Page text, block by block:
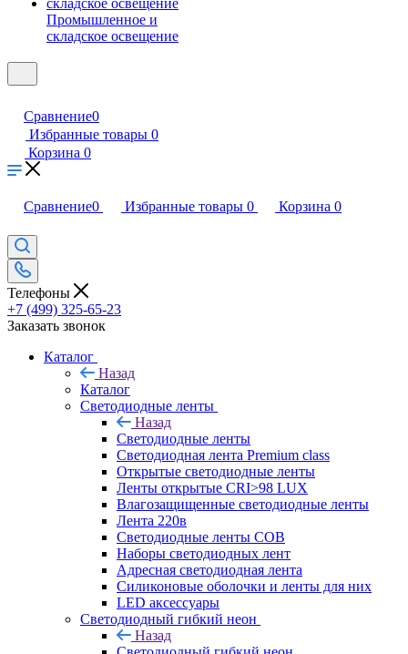
Промышленное и
складское освещение
Сравнение0
Избранные товары 0
Корзина 0
Сравнение0 Избранные товары 0 Корзина 0
Телефоны
+7 (499) 325-65-23
Заказать звонок
Каталог
Назад
Каталог
Светодиодные ленты
Назад
Светодиодные ленты
Светодиодная лента Premium class
Открытые светодиодные ленты
Ленты открытые CRI>98 LUX
Влагозащищенные светодиодные ленты
Лента 220в
Светодиодные ленты COB
Наборы светодиодных лент
Адресная светодиодная лента
Силиконовые оболочки и ленты для них
LED аксессуары
Светодиодный гибкий неон
Назад